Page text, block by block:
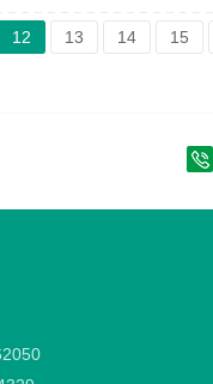
12 13 14 15